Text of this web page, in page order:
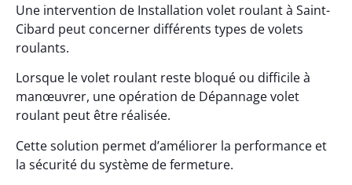
Une intervention de Installation volet roulant à Saint-
Cibard peut concerner différents types de volets
roulants.
Lorsque le volet roulant reste bloqué ou difficile à
manœuvrer, une opération de Dépannage volet
roulant peut être réalisée.
Cette solution permet d’améliorer la performance et
la sécurité du système de fermeture.